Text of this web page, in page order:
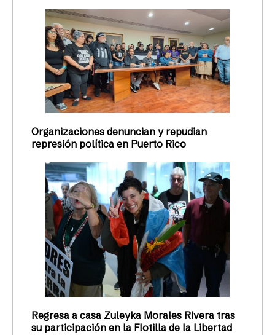
Organizaciones denuncian y repudian
represión política en Puerto Rico
Regresa a casa Zuleyka Morales Rivera tras
su participación en la Flotilla de la Libertad